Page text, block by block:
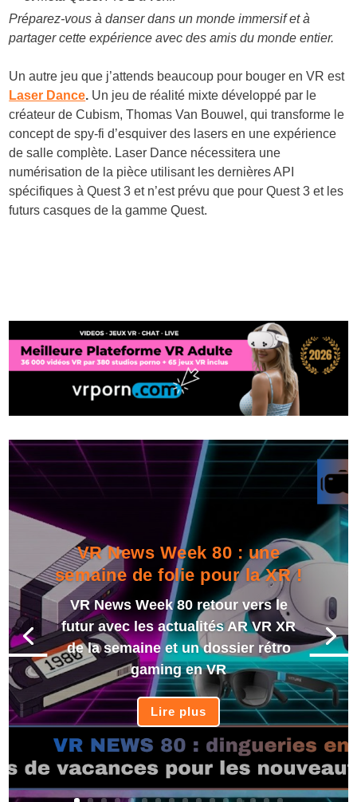
Préparez-vous à danser dans un monde immersif et à
partager cette expérience avec des amis du monde entier.
Un autre jeu que j’attends beaucoup pour bouger en VR est
Laser Dance. Un jeu de réalité mixte développé par le
créateur de Cubism, Thomas Van Bouwel, qui transforme le
concept de spy-fi d’esquiver des lasers en une expérience
de salle complète. Laser Dance nécessitera une
numérisation de la pièce utilisant les dernières API
spécifiques à Quest 3 et n’est prévu que pour Quest 3 et les
futurs casques de la gamme Quest​.
VR News Week 80 : une
semaine de folie pour la XR !
VR News Week 80 retour vers le
futur avec les actualités AR VR XR
de la semaine et un dossier rétro
gaming en VR
Lire plus